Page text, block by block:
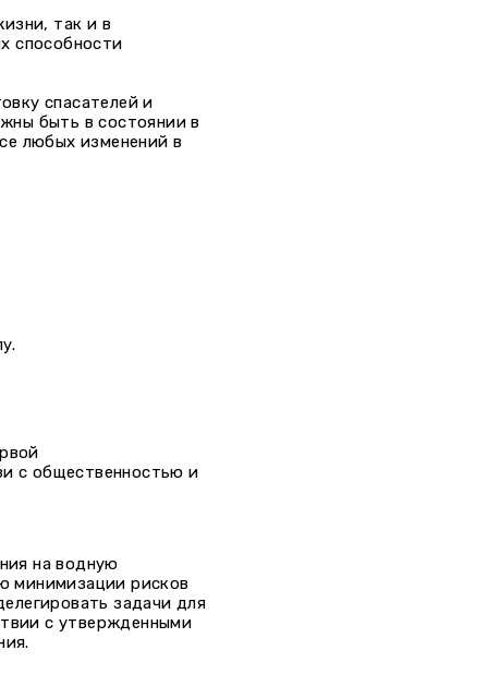
так и в
способности
спасателей и
быть в состоянии в
любых изменений в
с общественностью и
на водную
минимизации рисков
задачи для
с утвержденными